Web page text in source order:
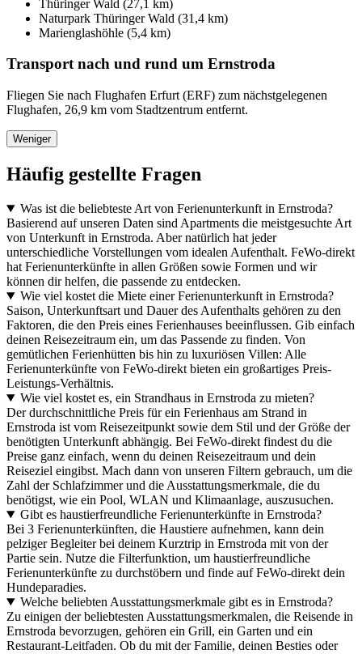
Thüringer Wald (27,1 km)
Naturpark Thüringer Wald (31,4 km)
Marienglashöhle (5,4 km)
Transport nach und rund um Ernstroda
Fliegen Sie nach Flughafen Erfurt (ERF) zum nächstgelegenen
Flughafen, 26,9 km vom Stadtzentrum entfernt.
Weniger
Häufig gestellte Fragen
Was ist die beliebteste Art von Ferienunterkunft in Ernstroda?
Basierend auf unseren Daten sind Apartments die meistgesuchte Art
von Unterkunft in Ernstroda. Aber natürlich hat jeder
unterschiedliche Vorstellungen vom idealen Aufenthalt. FeWo-direkt
hat Ferienunterkünfte in allen Größen sowie Formen und wir
können dir helfen, die passende zu entdecken.
Wie viel kostet die Miete einer Ferienunterkunft in Ernstroda?
Saison, Unterkunftsart und Dauer des Aufenthalts gehören zu den
Faktoren, die den Preis eines Ferienhauses beeinflussen. Gib einfach
deinen Reisezeitraum ein, um das Passende zu finden. Von
gemütlichen Ferienhütten bis hin zu luxuriösen Villen: Alle
Ferienunterkünfte von FeWo-direkt bieten ein großartiges Preis-
Leistungs-Verhältnis.
Wie viel kostet es, ein Strandhaus in Ernstroda zu mieten?
Der durchschnittliche Preis für ein Ferienhaus am Strand in
Ernstroda ist vom Reisezeitpunkt sowie dem Stil und der Größe der
benötigten Unterkunft abhängig. Bei FeWo-direkt findest du die
Preise ganz einfach, wenn du deinen Reisezeitraum und dein
Reiseziel eingibst. Mach dann von unseren Filtern gebrauch, um die
Zahl der Schlafzimmer und die Ausstattungsmerkmale, die du
benötigst, wie ein Pool, WLAN und Klimaanlage, auszusuchen.
Gibt es haustierfreundliche Ferienunterkünfte in Ernstroda?
Bei 3 Ferienunterkünften, die Haustiere aufnehmen, kann dein
pelziger Begleiter bei deinem Kurztrip in Ernstroda mit von der
Partie sein. Nutze die Filterfunktion, um haustierfreundliche
Ferienunterkünfte zu durchstöbern und finde auf FeWo-direkt dein
Hundeparadies.
Welche beliebten Ausstattungsmerkmale gibt es in Ernstroda?
Zu einigen der beliebtesten Ausstattungsmerkmalen, die Reisende in
Ernstroda bevorzugen, gehören ein Grill, ein Garten und ein
Restaurant-Leitfaden. Ob du mit der Familie, deinen Besties oder